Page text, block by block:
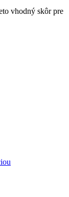
vhodný skôr pre